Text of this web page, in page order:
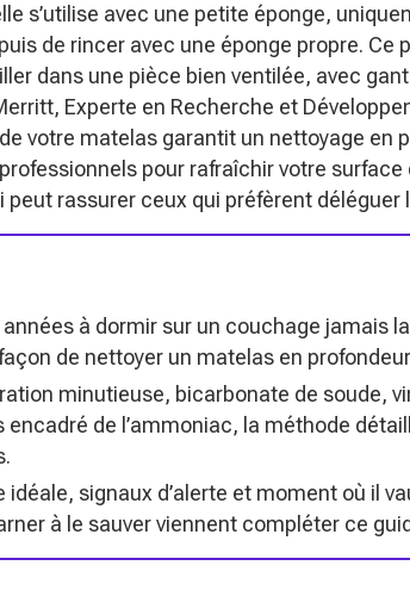
s’utilise avec une petite éponge,
de rincer avec une éponge propre.
dans une pièce bien ventilée, avec
Experte en Recherche et
votre matelas garantit un nettoyage en
pour rafraîchir votre
peut rassurer ceux qui préfèrent déléguer
à dormir sur un couchage jamais
de nettoyer un matelas en
minutieuse, bicarbonate de soude,
encadré de l’ammoniac, la méthode
idéale, signaux d’alerte et moment où il
à le sauver viennent compléter ce